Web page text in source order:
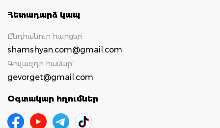
Հետադարձ կապ
Ընդհանուր հարցեր՝
shamshyan.com@gmail.com
Գովազդի համար`
gevorget@gmail.com
Օգտակար հղումներ